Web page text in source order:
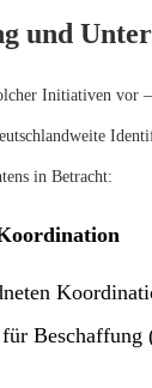
und
Initiativen vor
in Betracht: